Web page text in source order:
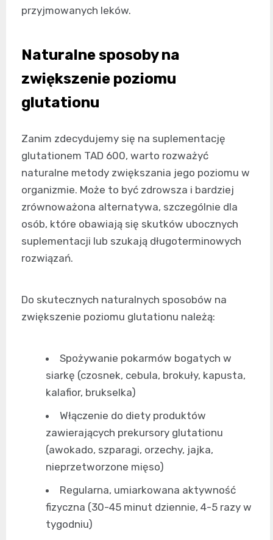
przyjmowanych leków.
Naturalne sposoby na
zwiększenie poziomu
glutationu
Zanim zdecydujemy się na suplementację
glutationem TAD 600, warto rozważyć
naturalne metody zwiększania jego poziomu w
organizmie. Może to być zdrowsza i bardziej
zrównoważona alternatywa, szczególnie dla
osób, które obawiają się skutków ubocznych
suplementacji lub szukają długoterminowych
rozwiązań.
Do skutecznych naturalnych sposobów na
zwiększenie poziomu glutationu należą:
Spożywanie pokarmów bogatych w
siarkę (czosnek, cebula, brokuły, kapusta,
kalafior, brukselka)
Włączenie do diety produktów
zawierających prekursory glutationu
(awokado, szparagi, orzechy, jajka,
nieprzetworzone mięso)
Regularna, umiarkowana aktywność
fizyczna (30-45 minut dziennie, 4-5 razy w
tygodniu)